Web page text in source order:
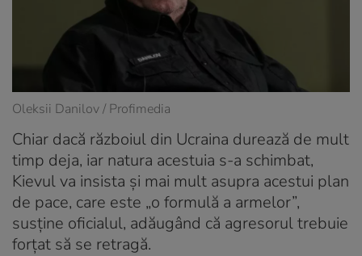
Oleksii Danilov / Profimedia
Chiar dacă războiul din Ucraina durează de mult
timp deja, iar natura acestuia s-a schimbat,
Kievul va insista și mai mult asupra acestui plan
de pace, care este „o formulă a armelor”,
susține oficialul, adăugând că agresorul trebuie
forțat să se retragă.